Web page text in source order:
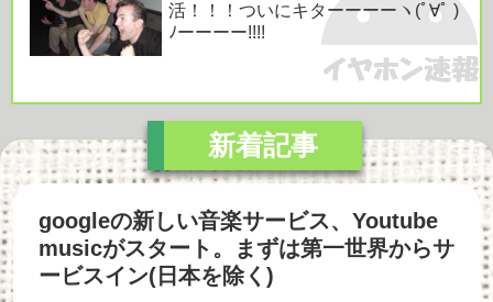
活！！！ついにキターーーーヽ(ﾟ∀ﾟ )
ﾉーーーー!!!!
googleの新しい音楽サービス、Youtube
musicがスタート。まずは第一世界からサ
ービスイン(日本を除く)